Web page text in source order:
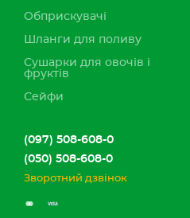
Обприскувачі
Шланги для поливу
Сушарки для овочів і
фруктів
Сейфи
(097) 508-608-0
(050) 508-608-0
Зворотний дзвінок